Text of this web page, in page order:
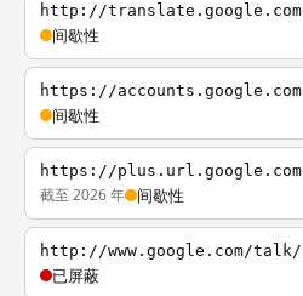
http://translate.google.com
间歇性
https://accounts.google.com
间歇性
https://plus.url.google.com
截至 2026 年 间歇性
http://www.google.com/talk/
已屏蔽